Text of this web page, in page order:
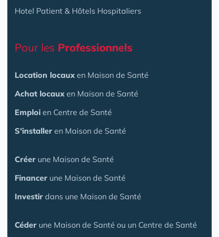
Hotel Patient & Hôtels Hospitaliers
Pour les Professionnels
Location locaux en Maison de Santé
Achat locaux en Maison de Santé
Emploi en Centre de Santé
S'installer en Maison de Santé
Créer une Maison de Santé
Financer une Maison de Santé
Investir dans une Maison de Santé
Céder une Maison de Santé ou un Centre de Santé